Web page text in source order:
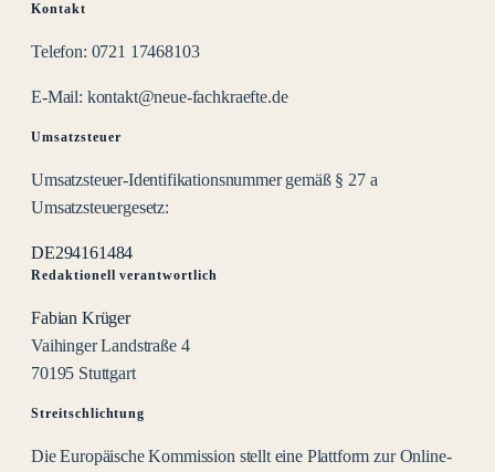
Kontakt
Telefon: 0721 17468103
E-Mail: kontakt@neue-fachkraefte.de
Umsatzsteuer
Umsatzsteuer-Identifikationsnummer gemäß § 27 a
Umsatzsteuergesetz:
DE294161484
Redaktionell verantwortlich
Fabian Krüger
Vaihinger Landstraße 4
70195 Stuttgart
Streitschlichtung
Die Europäische Kommission stellt eine Plattform zur Online-